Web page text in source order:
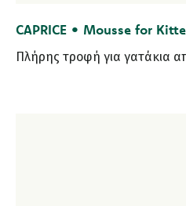
CAPRICE • Mousse for
Πλήρης τροφή για γατάκια